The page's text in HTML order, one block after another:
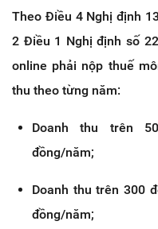
Theo Điều 4 Nghị định
2 Điều 1 Nghị định số
online phải nộp thuế
thu theo từng năm:
Doanh thu trên
đồng/năm;
Doanh thu trên 300
đồng/năm;